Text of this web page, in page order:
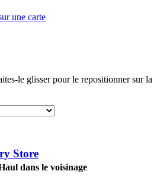
une carte
le glisser pour le repositionner sur la
Store
dans le voisinage